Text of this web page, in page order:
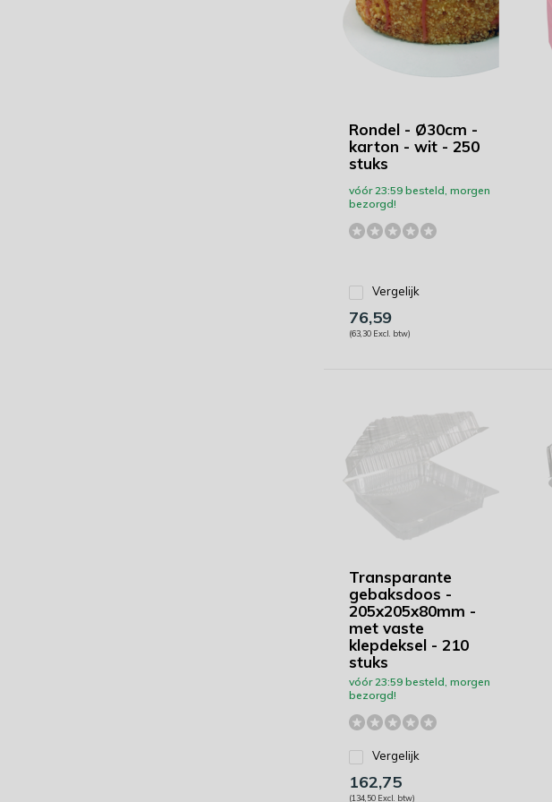
Rondel - Ø30cm -
karton - wit - 250
stuks
vóór 23:59 besteld, morgen
bezorgd!
Vergelijk
76,59
(63,30 Excl. btw)
Transparante
gebaksdoos -
205x205x80mm -
met vaste
klepdeksel - 210
stuks
vóór 23:59 besteld, morgen
bezorgd!
Vergelijk
162,75
(134,50 Excl. btw)